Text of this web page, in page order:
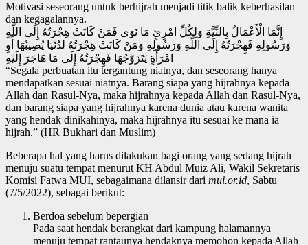
Motivasi seseorang untuk berhijrah menjadi titik balik keberhasilan
dan kegagalannya.
إِنَّمَا الْأَعْمَالُ بِالنِّيَّةِ وَلِكُلِّ امْرِئٍ مَا نَوَى فَمَنْ كَانَتْ هِجْرَتُهُ إِلَى اللَّهِ
وَرَسُولِهِ فَهِجْرَتُهُ إِلَى اللَّهِ وَرَسُولِهِ وَمَنْ كَانَتْ هِجْرَتُهُ لدُنْيَا يُصِيبُهَا أَوِ
امْرَأَةٍ يَتَزَوَّجُهَا فَهِجْرَتُهُ إِلَى مَا هَاجَرَ إِلَيْهِ
“Segala perbuatan itu tergantung niatnya, dan seseorang hanya
mendapatkan sesuai niatnya. Barang siapa yang hijrahnya kepada
Allah dan Rasul-Nya, maka hijrahnya kepada Allah dan Rasul-Nya,
dan barang siapa yang hijrahnya karena dunia atau karena wanita
yang hendak dinikahinya, maka hijrahnya itu sesuai ke mana ia
hijrah.” (HR Bukhari dan Muslim)
Beberapa hal yang harus dilakukan bagi orang yang sedang hijrah
menuju suatu tempat menurut KH Abdul Muiz Ali, Wakil Sekretaris
Komisi Fatwa MUI, sebagaimana dilansir dari mui.or.id, Sabtu
(7/5/2022), sebagai berikut:
Berdoa sebelum bepergian
Pada saat hendak berangkat dari kampung halamannya
menuju tempat rantaunya hendaknya memohon kepada Allah